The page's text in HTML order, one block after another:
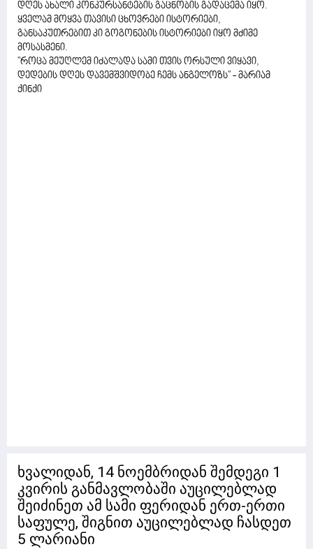
დღეს ახალი კონკურსანტების გაცნობის გადაცემა იყო.
ყველამ მოყვა თავისი ცხოვრები ისტორიები,
განსაკუთრებით კი გოგონების ისტორიები იყო მძიმე
მოსასმენი.
"როცა მეუღლემ იძალადა სამი თვის ორსული ვიყავი,
დედების დღეს დავემშვიდობე ჩემს ანგელოზს" - მარიამ
ქინქი
ხვალიდან, 14 ნოემბრიდან შემდეგი 1
კვირის განმავლობაში აუცილებლად
შეიძინეთ ამ სამი ფერიდან ერთ-ერთი
საფულე, შიგნით აუცილებლად ჩასდეთ
5 ლარიანი